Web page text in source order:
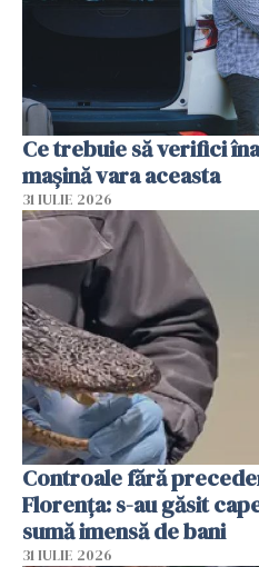
Ce trebuie să verifici
mașină vara aceasta
31 IULIE 2026
Controale fără
Florența: s-au găsit
sumă imensă de bani
31 IULIE 2026